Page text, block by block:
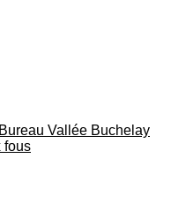
Vallée Buchelay
fous